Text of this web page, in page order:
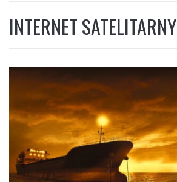
INTERNET SATELITARNY